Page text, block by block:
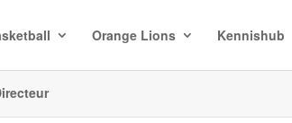
Orange Lions Kennishub